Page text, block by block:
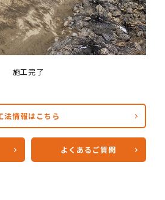
施工完了
法情報はこちら
よくあるご質問